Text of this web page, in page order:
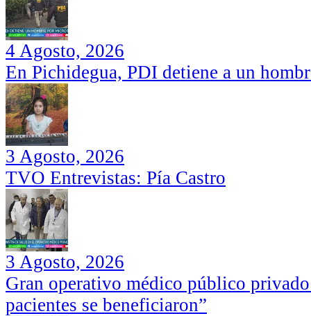
4 Agosto, 2026
En Pichidegua, PDI detiene a un
3 Agosto, 2026
TVO Entrevistas: Pía Castro
3 Agosto, 2026
Gran operativo médico público
pacientes se beneficiaron”